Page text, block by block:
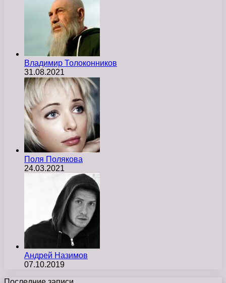
Владимир Толоконников
31.08.2021
Поля Полякова
24.03.2021
Андрей Назимов
07.10.2019